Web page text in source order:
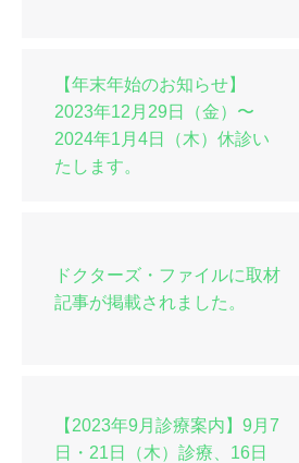
【年末年始のお知らせ】
2023年12月29日（金）〜
2024年1月4日（木）休診い
たします。
ドクターズ・ファイルに取材
記事が掲載されました。
【2023年9月診療案内】9月7
日・21日（木）診療、16日